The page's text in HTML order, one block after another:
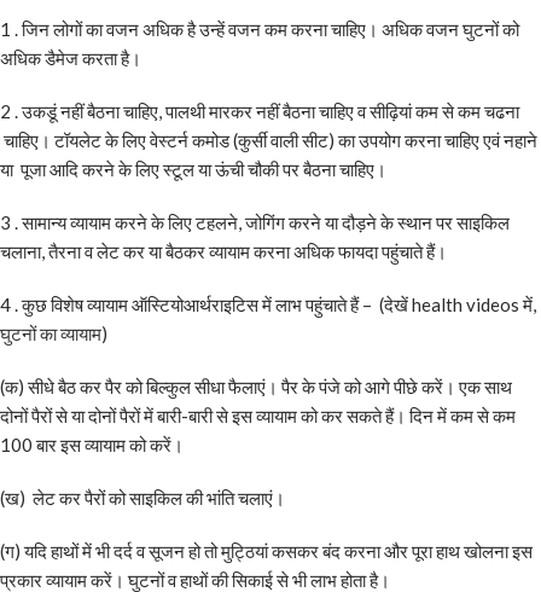
1 . जिन लोगों का वजन अधिक है उन्हें वजन कम करना चाहिए। अधिक वजन घुटनों को
अधिक डैमेज करता है।
2 . उकडूं नहीं बैठना चाहिए, पालथी मारकर नहीं बैठना चाहिए व सीढ़ियां कम से कम चढना
चाहिए। टॉयलेट के लिए वेस्टर्न कमोड (कुर्सी वाली सीट) का उपयोग करना चाहिए एवं नहाने
या पूजा आदि करने के लिए स्टूल या ऊंची चौकी पर बैठना चाहिए।
3 . सामान्य व्यायाम करने के लिए टहलने, जोगिंग करने या दौड़ने के स्थान पर साइकिल
चलाना, तैरना व लेट कर या बैठकर व्यायाम करना अधिक फायदा पहुंचाते हैं।
4 . कुछ विशेष व्यायाम ऑस्टियोआर्थराइटिस में लाभ पहुंचाते हैं – (देखें health videos में,
घुटनों का व्यायाम)
(क) सीधे बैठ कर पैर को बिल्कुल सीधा फैलाएं। पैर के पंजे को आगे पीछे करें। एक साथ
दोनों पैरों से या दोनों पैरों में बारी-बारी से इस व्यायाम को कर सकते हैं। दिन में कम से कम
100 बार इस व्यायाम को करें।
(ख) लेट कर पैरों को साइकिल की भांति चलाएं।
(ग) यदि हाथों में भी दर्द व सूजन हो तो मुट्ठियां कसकर बंद करना और पूरा हाथ खोलना इस
प्रकार व्यायाम करें। घुटनों व हाथों की सिकाई से भी लाभ होता है।